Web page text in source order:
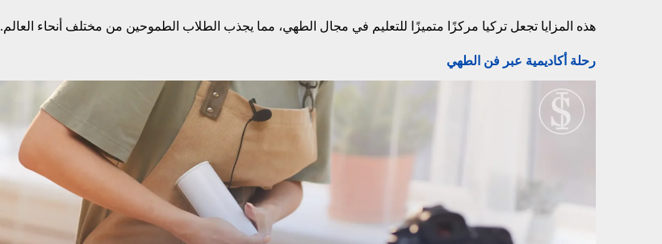
هذه المزايا تجعل تركيا مركزًا متميزًا للتعليم في مجال الطهي، مما يجذب الطلاب الطموحين من مختلف أنحاء العالم.
رحلة أكاديمية عبر فن الطهي